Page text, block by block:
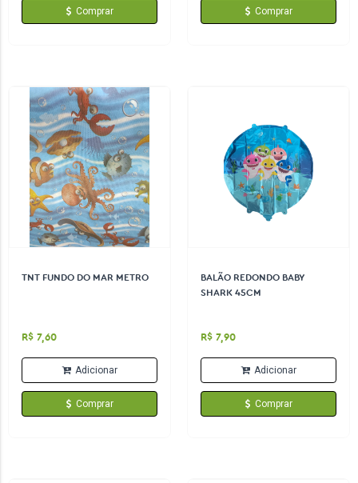
Comprar Comprar
TNT FUNDO DO MAR METRO
R$ 7,60
Adicionar
Comprar
BALÃO REDONDO BABY
SHARK 45CM
R$ 7,90
Adicionar
Comprar